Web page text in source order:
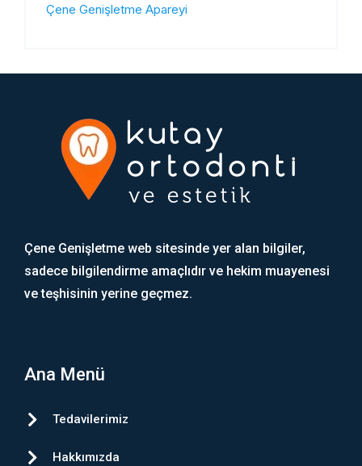
Çene Genişletme Apareyi
Çene Genişletme web sitesinde yer alan bilgiler,
sadece bilgilendirme amaçlıdır ve hekim muayenesi
ve teşhisinin yerine geçmez.
Ana Menü
Tedavilerimiz
Hakkımızda